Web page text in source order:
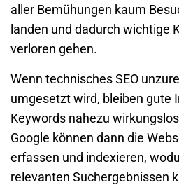
aller Bemühungen kaum
landen und dadurch wichtige
verloren gehen.
Wenn technisches SEO
umgesetzt wird, bleiben gute
Keywords nahezu
Google können dann die
erfassen und indexieren,
relevanten Suchergebnissen